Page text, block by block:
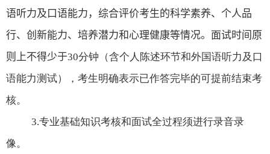
语听力及口语能力， 综合评价考生的科学素养、个人品
行、创新能力、培养潜力和心理健康等情况。面试时间原
则上不得少于30分钟（含个人陈述环节和外国语听力及口
语能力测试），考生明确表示已作答完毕的可提前结束考
核。
3.专业基础知识考核和面试全过程须进行录音录
像。